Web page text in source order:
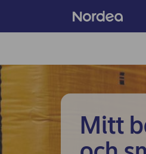
PRIVAT
Mobilt BankID
Avtal och
Mitt